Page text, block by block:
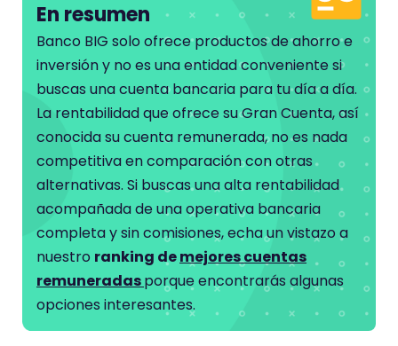
En resumen
Banco BIG solo ofrece productos de ahorro e
inversión y no es una entidad conveniente si
buscas una cuenta bancaria para tu día a día.
La rentabilidad que ofrece su Gran Cuenta, así
conocida su cuenta remunerada, no es nada
competitiva en comparación con otras
alternativas. Si buscas una alta rentabilidad
acompañada de una operativa bancaria
completa y sin comisiones, echa un vistazo a
nuestro ranking demejores cuentas
remuneradasporque encontrarás algunas
opciones interesantes.